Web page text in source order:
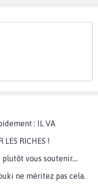
: IL VA
LES RICHES !
vous soutenir....
ne méritez pas cela.